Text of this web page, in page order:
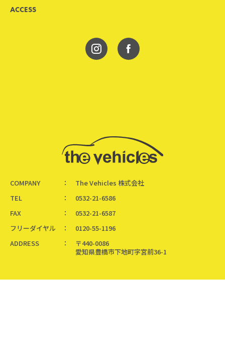
ACCESS
COMPANY
The Vehicles 株式会社
TEL
0532-21-6586
FAX
0532-21-6587
フリーダイヤル
0120-55-1196
ADDRESS
〒440-0086
愛知県豊橋市下地町字宮前36-1